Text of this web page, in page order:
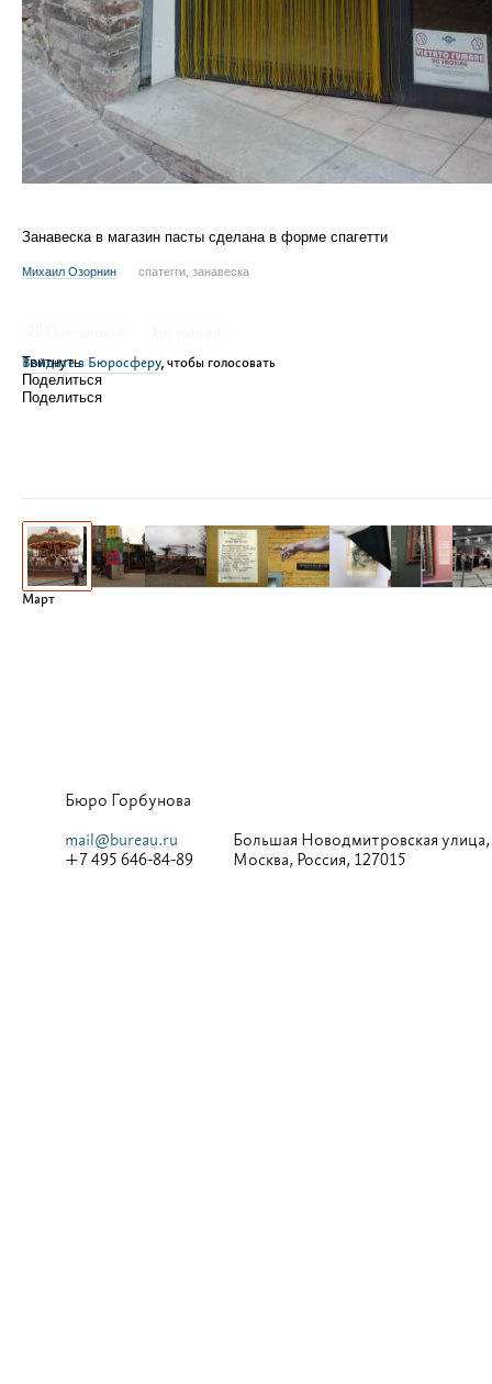
Занавеска в магазин пасты сделана в форме спагетти
Михаил Озорнин спатегги, занавеска
Войдите в Бюросферу, чтобы голосовать
Твитнуть
Поделиться
Поделиться
Март
Бюро Горбунова
mail@bureau.ru
+7 495 646-84-89
Большая Новодмитровская улица,
Москва, Россия, 127015